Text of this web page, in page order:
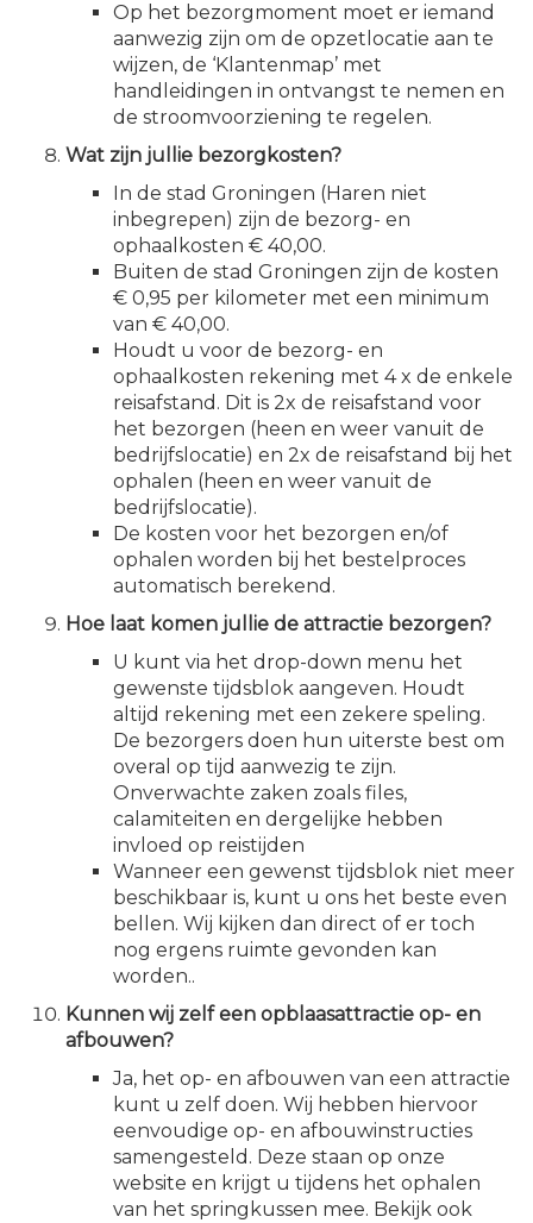
Op het bezorgmoment moet er iemand
aanwezig zijn om de opzetlocatie aan te
wijzen, de ‘Klantenmap’ met
handleidingen in ontvangst te nemen en
de stroomvoorziening te regelen.
Wat zijn jullie bezorgkosten?
In de stad Groningen (Haren niet
inbegrepen) zijn de bezorg- en
ophaalkosten € 40,00.
Buiten de stad Groningen zijn de kosten
€ 0,95 per kilometer met een minimum
van € 40,00.
Houdt u voor de bezorg- en
ophaalkosten rekening met 4 x de enkele
reisafstand. Dit is 2x de reisafstand voor
het bezorgen (heen en weer vanuit de
bedrijfslocatie) en 2x de reisafstand bij het
ophalen (heen en weer vanuit de
bedrijfslocatie).
De kosten voor het bezorgen en/of
ophalen worden bij het bestelproces
automatisch berekend.
Hoe laat komen jullie de attractie bezorgen?
U kunt via het drop-down menu het
gewenste tijdsblok aangeven. Houdt
altijd rekening met een zekere speling.
De bezorgers doen hun uiterste best om
overal op tijd aanwezig te zijn.
Onverwachte zaken zoals files,
calamiteiten en dergelijke hebben
invloed op reistijden
Wanneer een gewenst tijdsblok niet meer
beschikbaar is, kunt u ons het beste even
bellen. Wij kijken dan direct of er toch
nog ergens ruimte gevonden kan
worden..
Kunnen wij zelf een opblaasattractie op- en
afbouwen?
Ja, het op- en afbouwen van een attractie
kunt u zelf doen. Wij hebben hiervoor
eenvoudige op- en afbouwinstructies
samengesteld. Deze staan op onze
website en krijgt u tijdens het ophalen
van het springkussen mee. Bekijk ook